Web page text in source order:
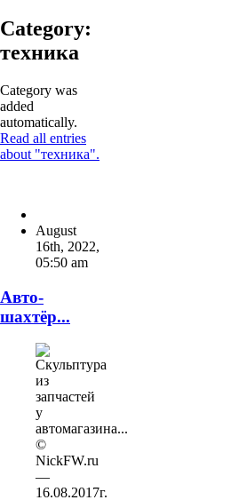
Category:
техника
Category was
added
automatically.
Read all entries
about "техника".
August
16th, 2022,
05:50 am
Авто-
шахтёр...